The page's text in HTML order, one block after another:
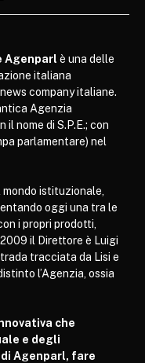
Agenparl è una delle
italiana
company italiane.
Agenzia
nome di S.P.E.; con
parlamentare) nel
istituzionale,
oggi una tra le
i propri prodotti,
il Direttore è Luigi
tracciata da Lisi e
l’Agenzia, ossia
che
e degli
Agenparl, fare